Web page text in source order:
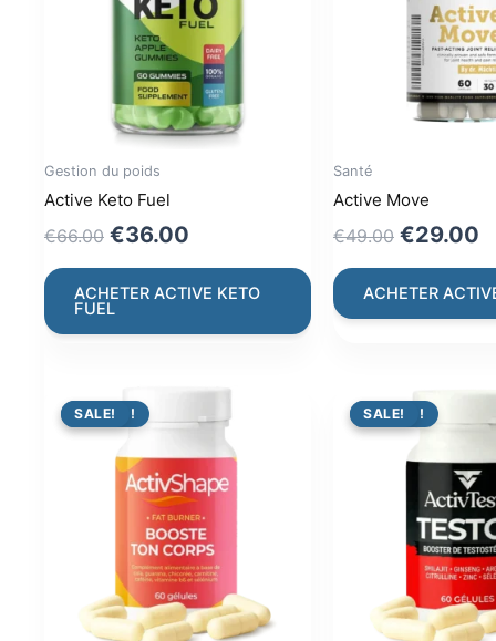
Gestion du poids
Active Keto Fuel
€66.00 Original
price
was:
€66.00.
€36.00
price
is:
ACHETER ACTIVE KETO
FUEL
Santé
Active Move
€49.00 Original
price
was:
€49.00.
€29.00
ACHETER
PROMO !
SALE! PROMO !
SALE!